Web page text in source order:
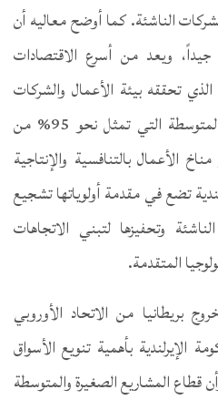
الناشئة. كما أوضح معاليه أن
جيداً، ويعد من أسرع الاقتصادات
تحققه بيئة الأعمال والشركات
الإيرلندية، ولا سيما الصغيرة والمتوسطة التي تمثل نحو 95% من
الأعمال بالتنافسية والإنتاجية
تضع في مقدمة أولوياتها تشجيع
وتحفيزها لتبني الاتجاهات
المتقدمة.
بريطانيا من الاتحاد الأوروبي
الإيرلندية بأهمية تنويع الأسواق
قطاع المشاريع الصغيرة والمتوسطة